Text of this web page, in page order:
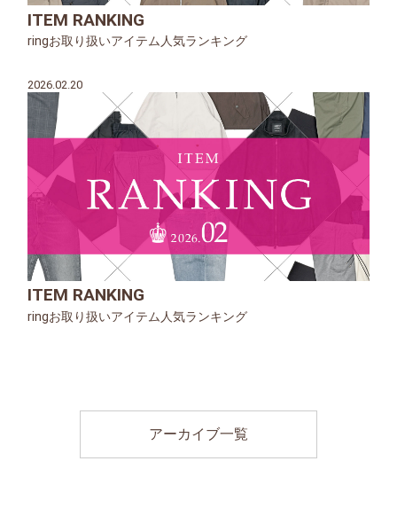
ITEM RANKING
ringお取り扱いアイテム人気ランキング
2026.02.20
ITEM RANKING
ringお取り扱いアイテム人気ランキング
アーカイブ一覧